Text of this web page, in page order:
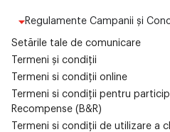
Regulamente Campanii și
Setările tale de comunicare
Termeni și condiții
Termeni si condiții online
Termeni si condiții pentru
Recompense (B&R)
Termeni si condiții de utilizare a